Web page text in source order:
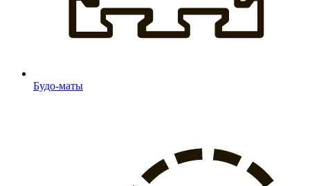
Будо-маты